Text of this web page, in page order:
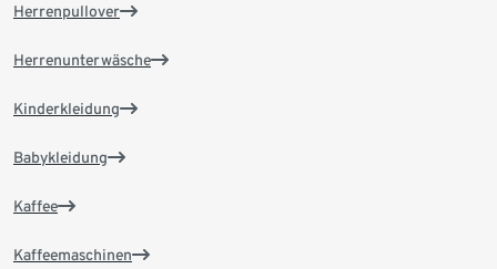
Herrenpullover
Herrenunterwäsche
Kinderkleidung
Babykleidung
Kaffee
Kaffeemaschinen